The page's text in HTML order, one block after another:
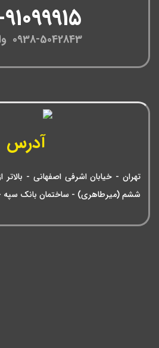
0938-5042843 واتساپ
آدرس
تهران - خیابان اشرفی اصفهانی -
ششم (میرطاهری) - ساختمان بانک سپه - پلاک 16